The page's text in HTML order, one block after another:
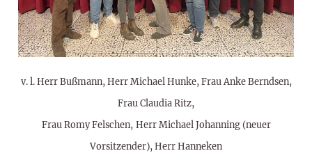
v. l. Herr Bußmann, Herr Michael Hunke, Frau Anke Berndsen,
Frau Claudia Ritz,
Frau Romy Felschen, Herr Michael Johanning (neuer
Vorsitzender), Herr Hanneken